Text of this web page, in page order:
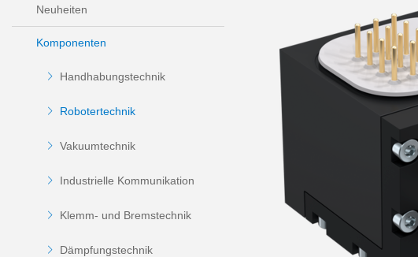
Neuheiten
Komponenten
Handhabungstechnik
Robotertechnik
Vakuumtechnik
Industrielle Kommunikation
Klemm- und Bremstechnik
Dämpfungstechnik